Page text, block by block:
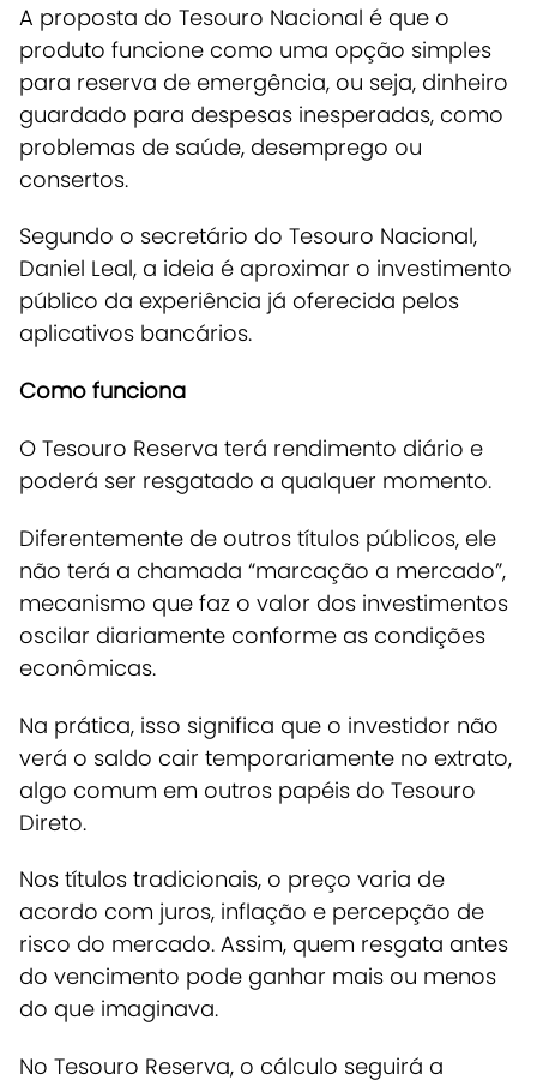
A proposta do Tesouro Nacional é que o
produto funcione como uma opção simples
para reserva de emergência, ou seja, dinheiro
guardado para despesas inesperadas, como
problemas de saúde, desemprego ou
consertos.
Segundo o secretário do Tesouro Nacional,
Daniel Leal, a ideia é aproximar o investimento
público da experiência já oferecida pelos
aplicativos bancários.
Como funciona
O Tesouro Reserva terá rendimento diário e
poderá ser resgatado a qualquer momento.
Diferentemente de outros títulos públicos, ele
não terá a chamada “marcação a mercado”,
mecanismo que faz o valor dos investimentos
oscilar diariamente conforme as condições
econômicas.
Na prática, isso significa que o investidor não
verá o saldo cair temporariamente no extrato,
algo comum em outros papéis do Tesouro
Direto.
Nos títulos tradicionais, o preço varia de
acordo com juros, inflação e percepção de
risco do mercado. Assim, quem resgata antes
do vencimento pode ganhar mais ou menos
do que imaginava.
No Tesouro Reserva, o cálculo seguirá a